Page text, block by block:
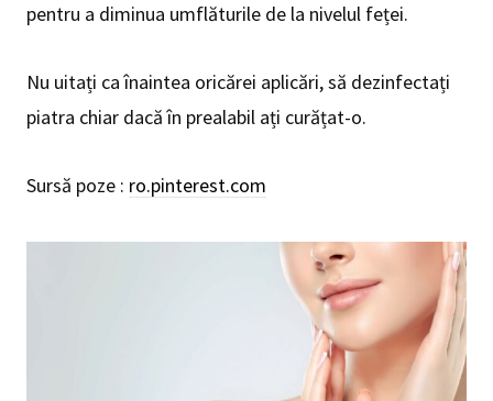
pentru a diminua umflăturile de la nivelul feței.
Nu uitați ca înaintea oricărei aplicări, să dezinfectați
piatra chiar dacă în prealabil ați curățat-o.
Sursă poze : ro.pinterest.com